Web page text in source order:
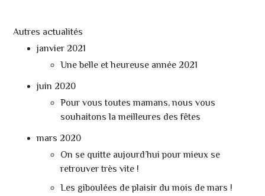
Autres actualités
janvier 2021
Une belle et heureuse année 2021
juin 2020
Pour vous toutes mamans, nous vous
souhaitons la meilleures des fêtes
mars 2020
On se quitte aujourd’hui pour mieux se
retrouver très vite !
Les giboulées de plaisir du mois de mars !